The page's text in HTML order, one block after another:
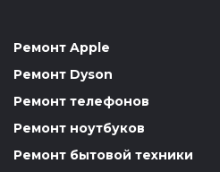
Ремонт Apple
Ремонт Dyson
Ремонт телефонов
Ремонт ноутбуков
Ремонт бытовой техники